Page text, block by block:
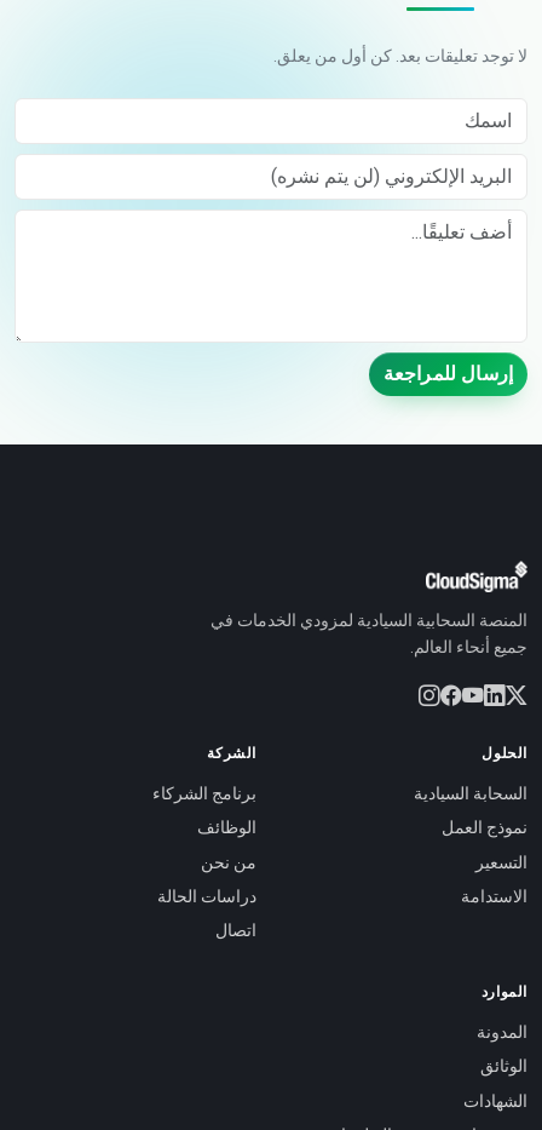
لا توجد تعليقات بعد. كن أول من يعلق.
اسمك
البريد الإلكتروني (لن يتم نشره)
إرسال للمراجعة
المنصة السحابية السيادية لمزودي الخدمات في
جميع أنحاء العالم.
الحلول
السحابة السيادية
نموذج العمل
التسعير
الاستدامة
الشركة
برنامج الشركاء
الوظائف
من نحن
دراسات الحالة
اتصال
الموارد
المدونة
الوثائق
الشهادات